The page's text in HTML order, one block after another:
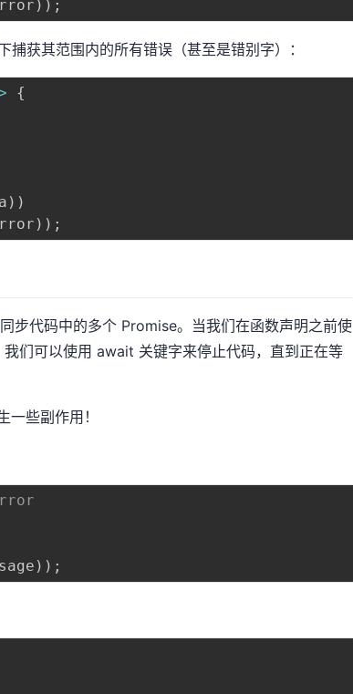
) ) ;
获其范围内的所有错误（甚至是错别字）：
{
) )
) ) ;
步代码中的多个 Promise。当我们在函数声明之前使
们可以使用 await 关键字来停止代码，直到正在等
些副作用！
) ) ;